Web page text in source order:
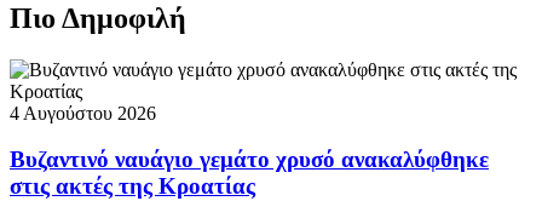
Πιο Δημοφιλή
4 Αυγούστου 2026
Βυζαντινό ναυάγιο γεμάτο χρυσό ανακαλύφθηκε
στις ακτές της Κροατίας